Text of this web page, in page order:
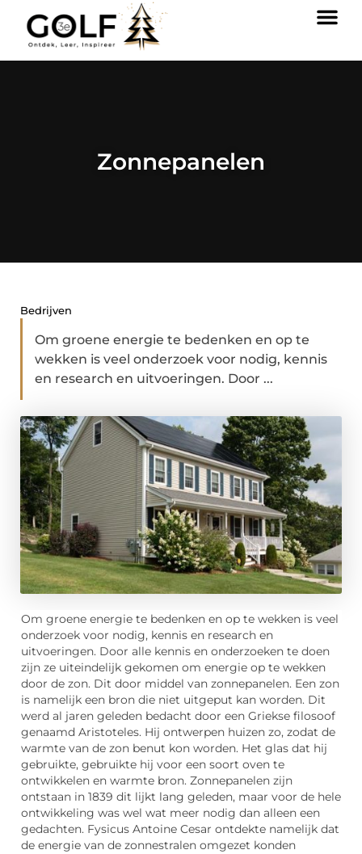
Zonnepanelen
Bedrijven
Om groene energie te bedenken en op te
wekken is veel onderzoek voor nodig, kennis
en research en uitvoeringen. Door ...
Om groene energie te bedenken en op te wekken is veel
onderzoek voor nodig, kennis en research en
uitvoeringen. Door alle kennis en onderzoeken te doen
zijn ze uiteindelijk gekomen om energie op te wekken
door de zon. Dit door middel van zonnepanelen. Een zon
is namelijk een bron die niet uitgeput kan worden. Dit
werd al jaren geleden bedacht door een Griekse filosoof
genaamd Aristoteles. Hij ontwerpen huizen zo, zodat de
warmte van de zon benut kon worden. Het glas dat hij
gebruikte, gebruikte hij voor een soort oven te
ontwikkelen en warmte bron. Zonnepanelen zijn
ontstaan in 1839 dit lijkt lang geleden, maar voor de hele
ontwikkeling was wel wat meer nodig dan alleen een
gedachten. Fysicus Antoine Cesar ontdekte namelijk dat
de energie van de zonnestralen omgezet konden